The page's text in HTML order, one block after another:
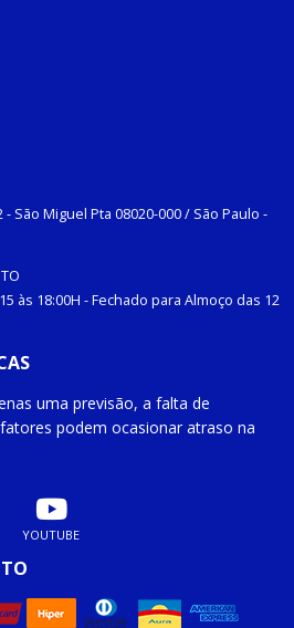
- São Miguel Pta 08020-000/ São Paulo -
às 18:00H - Fechado para Almoço das 12
uma previsão, a falta de
podem ocasionar atraso na
YOUTUBE